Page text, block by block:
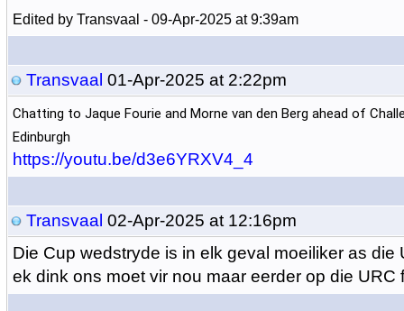
Edited by Transvaal - 09-Apr-2025 at 9:39am
Transvaal 01-Apr-2025 at 2:22pm
Chatting to Jaque Fourie and Morne van den Berg ahead of
Edinburgh
https://youtu.be/d3e6YRXV4_4
Transvaal 02-Apr-2025 at 12:16pm
Die Cup wedstryde is in elk geval moeiliker as die
ek dink ons moet vir nou maar eerder op die URC